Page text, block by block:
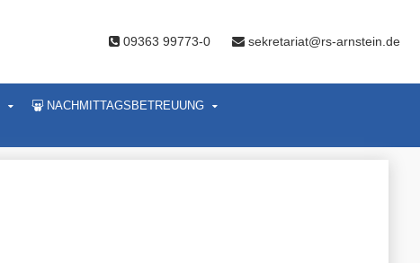
09363 99773-0 sekretariat@rs-arnstein.de
NACHMITTAGSBETREUUNG